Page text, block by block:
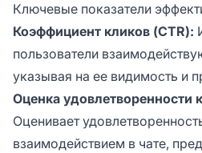
Ключевые показатели
Коэффициент кликов (CTR):
пользователи
указывая на ее видимость и
Оценка удовлетворенности
Оценивает
взаимодействием в чате,